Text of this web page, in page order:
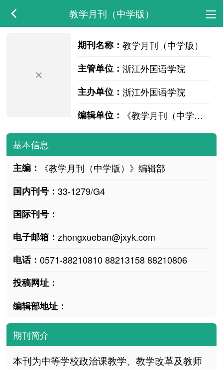
教学月刊（中学版）
期刊名称： 教学月刊（中学版）
主管单位： 浙江外国语学院
主办单位： 浙江外国语学院
编辑单位：
《教学月刊（中学版）》编辑部
基本信息
主编：
《教学月刊（中学版）》编辑部
国内刊号： 33-1279/G4
国际刊号：
电子邮箱： zhongxueban@jxyk.com
电话： 0571-88210810 88213158 88210806
投稿网址：
编辑部地址：
期刊简介
本刊为中等学校政治课教学、教学改革及教师